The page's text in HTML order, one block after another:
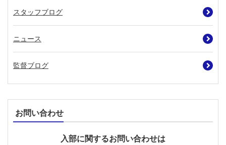
スタッフブログ
ニュース
監督ブログ
お問い合わせ
入部に関するお問い合わせは